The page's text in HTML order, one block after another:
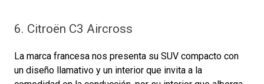
6. Citroën C3 Aircross
La marca francesa nos presenta su SUV compacto con
un diseño llamativo y un interior que invita a la